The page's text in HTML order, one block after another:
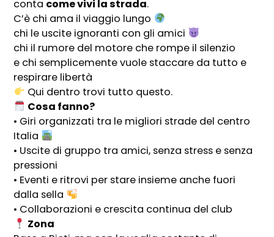
conta come vivi la strada.
C’è chi ama il viaggio lungo
chi le uscite ignoranti con gli amici
chi il rumore del motore che rompe il silenzio
e chi semplicemente vuole staccare da tutto e
respirare libertà
Qui dentro trovi tutto questo.
Cosa fanno?
• Giri organizzati tra le migliori strade del centro
Italia
• Uscite di gruppo tra amici, senza stress e senza
pressioni
• Eventi e ritrovi per stare insieme anche fuori
dalla sella
• Collaborazioni e crescita continua del club
Zona